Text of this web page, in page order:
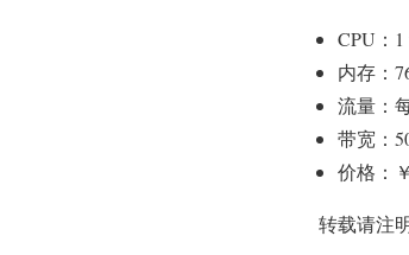
CPU：1
内存：
流量：
带宽：
价格：
转载请注